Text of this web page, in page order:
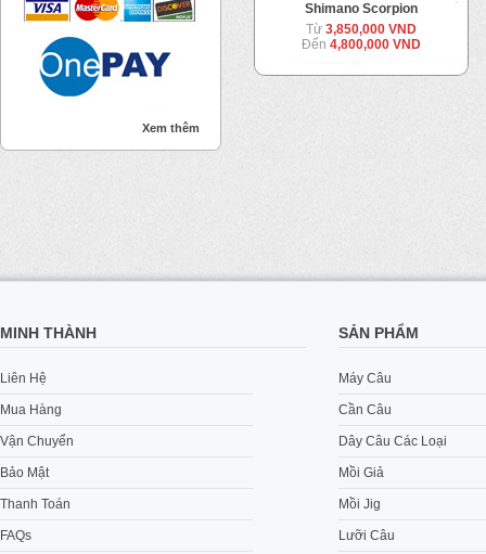
Xem thêm
Shimano Scorpion
Từ 3,850,000 VND
Đến 4,800,000 VND
MINH THÀNH
Liên Hệ
Mua Hàng
Vận Chuyển
Bảo Mật
Thanh Toán
FAQs
SẢN PHẨM
Máy Câu
Cần Câu
Dây Câu Các Loại
Mồi Giả
Mồi Jig
Lưỡi Câu